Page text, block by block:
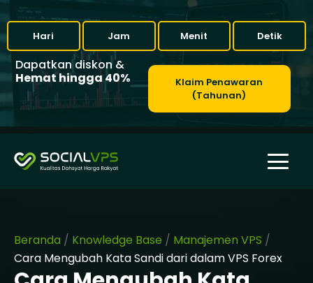
Hari Jam Menit Detik
Dapatkan diskon &
Hemat hingga 40%
Klaim Penawaran
(Tahunan)
Beranda / Knowledge Base / Manajemen VPS /
Cara Mengubah Kata Sandi dari dalam VPS Forex